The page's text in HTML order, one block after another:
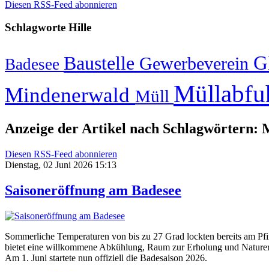
Diesen RSS-Feed abonnieren
Schlagworte Hille
Badesee Baustelle Gewerbeverein
Mindenerwald Müll
Anzeige der Artikel nach Schlagwörtern:
Diesen RSS-Feed abonnieren
Dienstag, 02 Juni 2026 15:13
Saisoneröffnung am Badesee
Sommerliche Temperaturen von bis zu 27 Grad lockten bereits am
bietet eine willkommene Abkühlung, Raum zur Erholung und
Am 1. Juni startete nun offiziell die Badesaison 2026.